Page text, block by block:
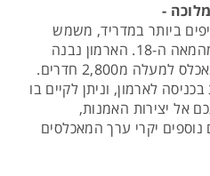
ביותר במדריד, משמש
כבית המלוכה הספרדי עוד מהמאה ה-18. הארמון נבנה
בסגנון הניאו-קלאסי, והוא מאכלס למעלה מ2,800 חדרים.
לארמון, וניתן לקיים בו
אל יצירות האמנות,
יקרי ערך המאכלסים